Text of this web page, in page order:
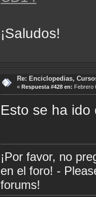
¡Saludos!
Re: Enciclopedias,
« Respuesta #428 en: Febrero
Esto se ha
¡Por favor, no
en el foro! -
forums!